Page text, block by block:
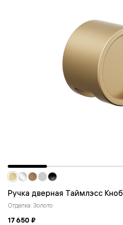
Ручка дверная Таймлэсс Кноб
Отделка: Золото
17 650 ₽